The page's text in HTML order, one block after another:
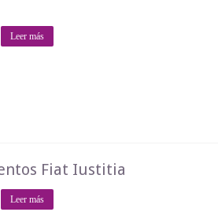
Leer más
Fiat Iustitia
Leer más